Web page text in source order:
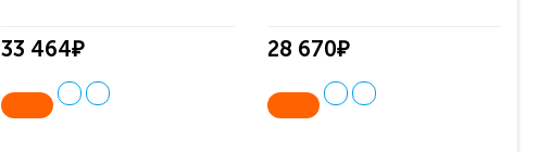
33 464₽ 28 670₽